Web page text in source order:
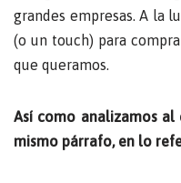
grandes empresas. A la
(o un touch) para
que queramos.
Así como analizamos
mismo párrafo, en lo